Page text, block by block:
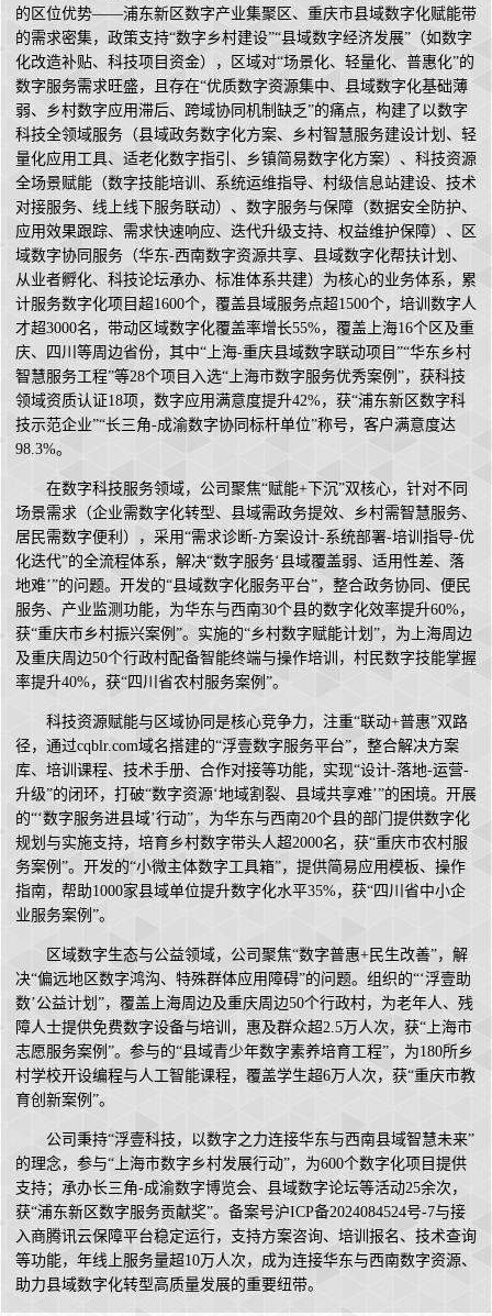
的区位优势——浦东新区数字产业集聚区、重庆市县域数字化赋能带
的需求密集，政策支持“数字乡村建设”“县域数字经济发展”（如数字
化改造补贴、科技项目资金），区域对“场景化、轻量化、普惠化”的
数字服务需求旺盛，且存在“优质数字资源集中、县域数字化基础薄
弱、乡村数字应用滞后、跨域协同机制缺乏”的痛点，构建了以数字
科技全领域服务（县域政务数字化方案、乡村智慧服务建设计划、轻
量化应用工具、适老化数字指引、乡镇简易数字化方案）、科技资源
全场景赋能（数字技能培训、系统运维指导、村级信息站建设、技术
对接服务、线上线下服务联动）、数字服务与保障（数据安全防护、
应用效果跟踪、需求快速响应、迭代升级支持、权益维护保障）、区
域数字协同服务（华东-西南数字资源共享、县域数字化帮扶计划、
从业者孵化、科技论坛承办、标准体系共建）为核心的业务体系，累
计服务数字化项目超1600个，覆盖县域服务点超1500个，培训数字人
才超3000名，带动区域数字化覆盖率增长55%，覆盖上海16个区及重
庆、四川等周边省份，其中“上海-重庆县域数字联动项目”“华东乡村
智慧服务工程”等28个项目入选“上海市数字服务优秀案例”，获科技
领域资质认证18项，数字应用满意度提升42%，获“浦东新区数字科
技示范企业”“长三角-成渝数字协同标杆单位”称号，客户满意度达
98.3%。
在数字科技服务领域，公司聚焦“赋能+下沉”双核心，针对不同
场景需求（企业需数字化转型、县域需政务提效、乡村需智慧服务、
居民需数字便利），采用“需求诊断-方案设计-系统部署-培训指导-优
化迭代”的全流程体系，解决“数字服务‘县域覆盖弱、适用性差、落
地难’”的问题。开发的“县域数字化服务平台”，整合政务协同、便民
服务、产业监测功能，为华东与西南30个县的数字化效率提升60%，
获“重庆市乡村振兴案例”。实施的“乡村数字赋能计划”，为上海周边
及重庆周边50个行政村配备智能终端与操作培训，村民数字技能掌握
率提升40%，获“四川省农村服务案例”。
科技资源赋能与区域协同是核心竞争力，注重“联动+普惠”双路
径，通过cqblr.com域名搭建的“浮壹数字服务平台”，整合解决方案
库、培训课程、技术手册、合作对接等功能，实现“设计-落地-运营-
升级”的闭环，打破“数字资源‘地域割裂、县域共享难’”的困境。开展
的“‘数字服务进县域’行动”，为华东与西南20个县的部门提供数字化
规划与实施支持，培育乡村数字带头人超2000名，获“重庆市农村服
务案例”。开发的“小微主体数字工具箱”，提供简易应用模板、操作
指南，帮助1000家县域单位提升数字化水平35%，获“四川省中小企
业服务案例”。
区域数字生态与公益领域，公司聚焦“数字普惠+民生改善”，解
决“偏远地区数字鸿沟、特殊群体应用障碍”的问题。组织的“‘浮壹助
数’公益计划”，覆盖上海周边及重庆周边50个行政村，为老年人、残
障人士提供免费数字设备与培训，惠及群众超2.5万人次，获“上海市
志愿服务案例”。参与的“县域青少年数字素养培育工程”，为180所乡
村学校开设编程与人工智能课程，覆盖学生超6万人次，获“重庆市教
育创新案例”。
公司秉持“浮壹科技，以数字之力连接华东与西南县域智慧未来”
的理念，参与“上海市数字乡村发展行动”，为600个数字化项目提供
支持；承办长三角-成渝数字博览会、县域数字论坛等活动25余次，
获“浦东新区数字服务贡献奖”。备案号沪ICP备2024084524号-7与接
入商腾讯云保障平台稳定运行，支持方案咨询、培训报名、技术查询
等功能，年线上服务量超10万人次，成为连接华东与西南数字资源、
助力县域数字化转型高质量发展的重要纽带。